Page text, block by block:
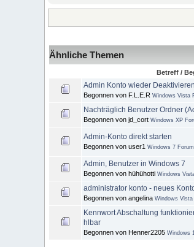
Ähnliche Themen
Betreff /
Admin Konto wieder
Begonnen von F.L.E.R Windows Vista
Nachträglich Benutzer Ordner
Begonnen von jd_cort Windows XP
Admin-Konto direkt starten
Begonnen von user1 Windows 7 Forum
Admin, Benutzer in Windows 7
Begonnen von hühühotti Windows
administrator konto - neues
Begonnen von angelina Windows Vista
Kennwort Abschaltung
hlbar
Begonnen von Henner2205 Windows